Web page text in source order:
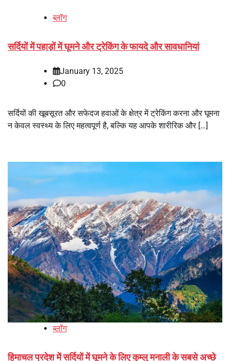
ब्लॉग
सर्दियों में पहाड़ों में घूमने और ट्रेकिंग के फायदे और सावधानियां
January 13, 2025
0
सर्दियों की खूबसूरत और सफेदज हवाओं के क्षेत्र में ट्रेकिंग करना और घूमना
न केवल स्वस्थ्य के लिए महत्वपूर्ण है, बल्कि यह आपके शारीरिक और […]
ब्लॉग
हिमाचल प्रदेश में सर्दियों में घूमने के लिए कुम्लु मनाली के सबसे अच्छे